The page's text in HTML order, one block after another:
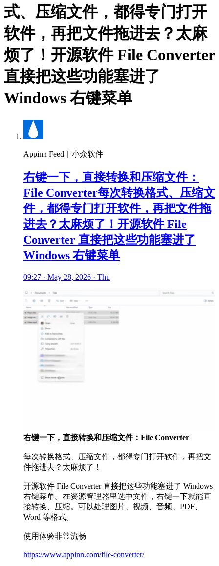
式、压缩文件，都得专门打开
软件，再把文件拖进去？太麻
烦了！开源软件 File Converter
直接把这些功能塞进了
Windows 右键菜单
Appinn Feed｜小众软件
右键一下，直接转换和压缩文件：
File Converter每次转换格式、压缩文
件，都得专门打开软件，再把文件拖
进去？太麻烦了！开源软件 File
Converter 直接把这些功能塞进了
Windows 右键菜单
09:27 · May 28, 2026 · Thu
右键一下，直接转换和压缩文件：File Converter
每次转换格式、压缩文件，都得专门打开软件，再把文
件拖进去？太麻烦了！
开源软件 File Converter 直接把这些功能塞进了 Windows
右键菜单。在资源管理器里选中文件，右键一下就能直
接转换、压缩。可以处理图片、视频、音频、PDF、
Word 等格式。
使用体验非常流畅
https://www.appinn.com/file-converter/